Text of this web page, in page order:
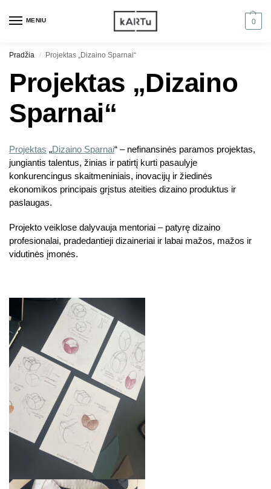
MENIU 0
Pradžia / Projektas „Dizaino Sparnai“
Projektas „Dizaino
Sparnai“
Projektas „Dizaino Sparnai“ – nefinansinės paramos projektas,
jungiantis talentus, žinias ir patirtį kurti pasaulyje
konkurencingus skaitmeniniais, inovacijų ir žiedinės
ekonomikos principais grįstus ateities dizaino produktus ir
paslaugas.
Projekto veiklose dalyvauja mentoriai – patyrę dizaino
profesionalai, pradedantieji dizaineriai ir labai mažos, mažos ir
vidutinės įmonės.